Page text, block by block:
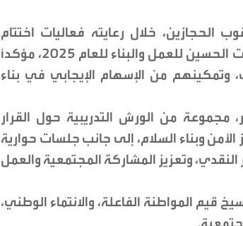
خلال رعايته فعاليات اختتام
المعسكر، إن هذا المعسكر يأتي ضمن معسكرات الحسين للعمل والبناء للعام 2025، مؤكداً
من الإسهام الإيجابي في بناء
مجموعة من الورش التدريبية حول القرار
الأمن وبناء السلام، إلى جانب جلسات حوارية
وتعزيز المشاركة المجتمعية والعمل
المواطنة الفاعلة، والانتماء الوطني،